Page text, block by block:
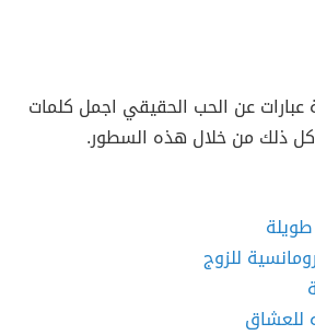
عن الحب الحقيقي اجمل كلمات
كل ذلك من خلال هذه السطور.
للزوج
للعشاق